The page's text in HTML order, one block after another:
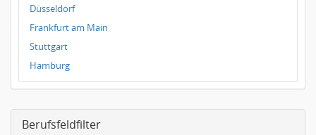
Düsseldorf
Frankfurt am Main
Stuttgart
Hamburg
Frankfurt
Magdeburg
Berufsfeldfilter